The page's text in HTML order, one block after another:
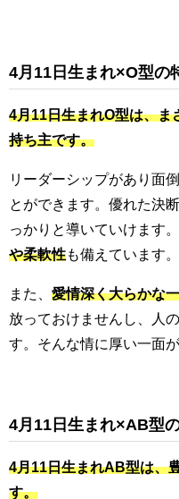
4月11日生まれ×O型の
4月11日生まれO型は、ま
持ち主です。
リーダーシップがあり面
とができます。優れた決
っかりと導いていけます
や柔軟性も備えています。
また、 愛情深く大らかな
放っておけませんし、人
す。そんな情に厚い一面
4月11日生まれ×AB型
4月11日生まれAB型は、
す。